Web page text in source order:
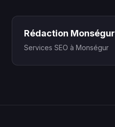
Rédaction Monségur
Services SEO à Monségur